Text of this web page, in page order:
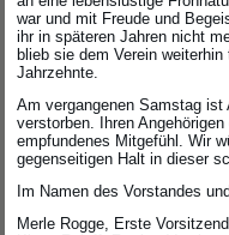
war und mit Freude und
ihr in späteren Jahren nicht
blieb sie dem Verein
Jahrzehnte.
Am vergangenen Samstag
verstorben. Ihren
empfundenes Mitgefühl. Wir
gegenseitigen Halt in dieser
Im Namen des Vorstandes
Merle Rogge, Erste